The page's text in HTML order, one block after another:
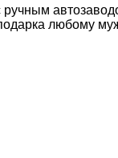
любому